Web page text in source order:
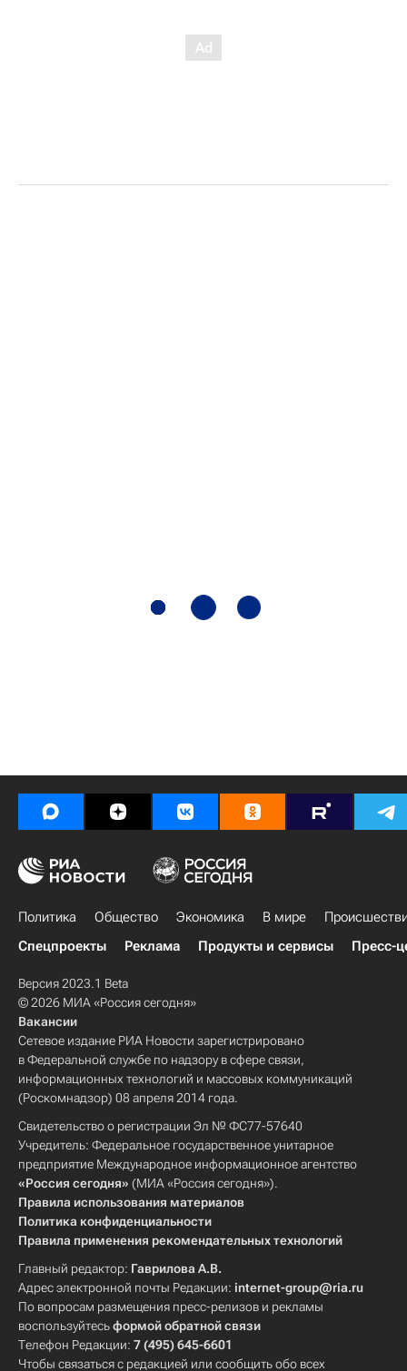
Политика Общество Экономика В мире
Спецпроекты
Реклама Продукты и сервисы Пресс-
Версия 2023.1 Beta
© 2026 МИА «Россия сегодня»
Вакансии
Сетевое издание РИА Новости зарегистрировано
в Федеральной службе по надзору в сфере связи,
информационных технологий и массовых коммуникаций
(Роскомнадзор) 08 апреля 2014 года.
Свидетельство о регистрации Эл № ФС77-57640
Учредитель: Федеральное государственное унитарное
предприятие Международное информационное агентство
«Россия сегодня» (МИА «Россия сегодня»).
Правила использования материалов
Политика конфиденциальности
Правила применения рекомендательных технологий
Главный редактор: Гаврилова А.В.
Адрес электронной почты Редакции: internet-group@ria.ru
По вопросам размещения пресс-релизов и рекламы
воспользуйтесьформой обратной связи
Телефон Редакции: 7 (495) 645-6601
Чтобы связаться с редакцией или сообщить обо всех